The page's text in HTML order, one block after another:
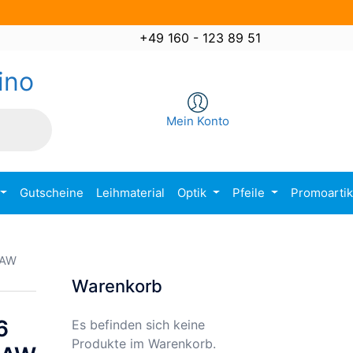
+49 160 - 123 89 51
Mein Konto
Gutscheine Leihmaterial Optik Pfeile
Warenkorb
Es befinden sich keine
Produkte im Warenkorb.